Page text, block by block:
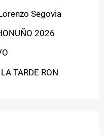
Segovia
2026
TARDE RON